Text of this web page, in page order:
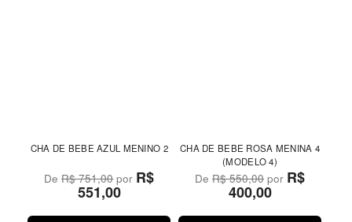
CHA DE BEBE AZUL MENINO 2
DeR$ 751,00por R$
551,00
CHA DE BEBE ROSA MENINA 4
(MODELO 4)
DeR$ 550,00 por R$
400,00